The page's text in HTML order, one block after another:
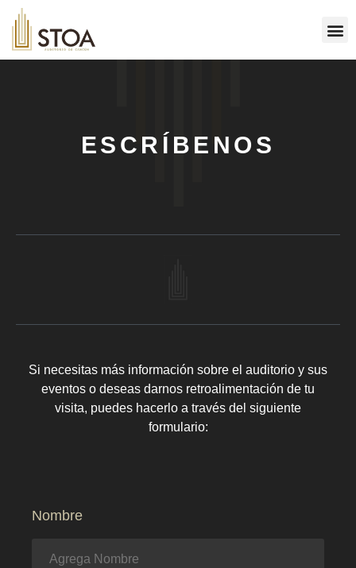
ESCRÍBENOS
Si necesitas más información sobre el auditorio y sus
eventos o deseas darnos retroalimentación de tu
visita, puedes hacerlo a través del siguiente
formulario:
Nombre